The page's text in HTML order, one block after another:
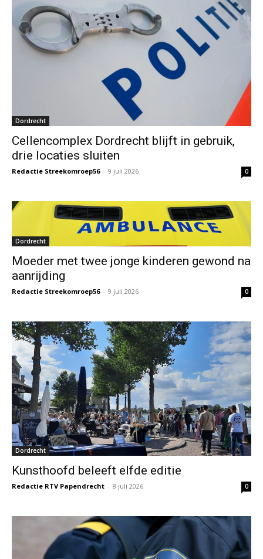
Dordrecht
Cellencomplex Dordrecht blijft in gebruik,
drie locaties sluiten
Redactie Streekomroep56 - 9 juli 2026 0
Dordrecht
Moeder met twee jonge kinderen gewond na
aanrijding
Redactie Streekomroep56 - 9 juli 2026 0
Dordrecht
Kunsthoofd beleeft elfde editie
Redactie RTV Papendrecht - 8 juli 2026 0